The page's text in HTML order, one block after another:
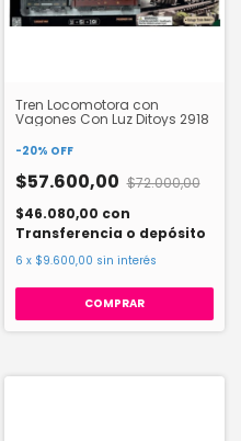
Tren Locomotora con
Vagones Con Luz Ditoys 2918
-20% OFF
$57.600,00 $72.000,00
$46.080,00 con
Transferencia o depósito
6 x $9.600,00 sin interés